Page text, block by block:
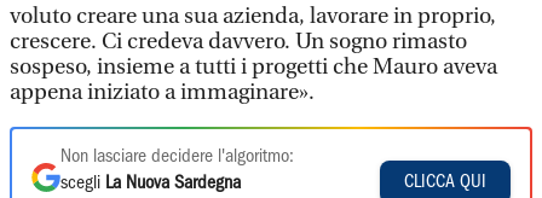
voluto creare una sua azienda, lavorare in proprio,
crescere. Ci credeva davvero. Un sogno rimasto
sospeso, insieme a tutti i progetti che Mauro aveva
appena iniziato a immaginare».
Non lasciare decidere l'algoritmo:
scegli La Nuova Sardegna
CLICCA QUI